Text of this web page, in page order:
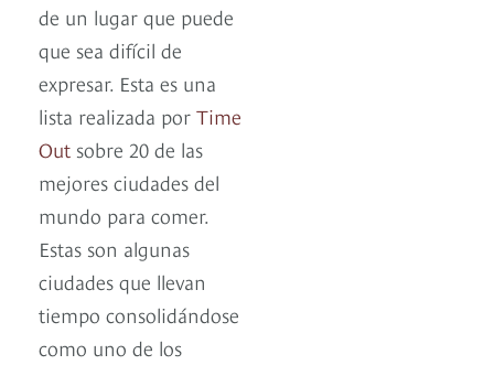
de un lugar que puede
que sea difícil de
expresar. Esta es una
lista realizada por Time
Out sobre 20 de las
mejores ciudades del
mundo para comer.
Estas son algunas
ciudades que llevan
tiempo consolidándose
como uno de los